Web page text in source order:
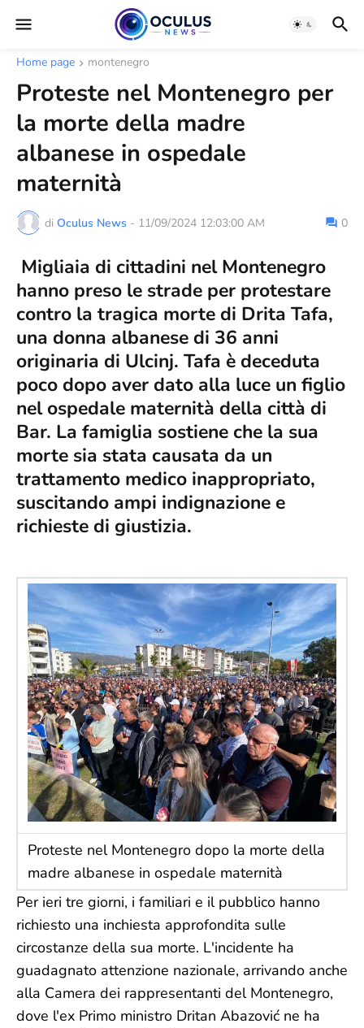
Home page montenegro
Proteste nel Montenegro per
la morte della madre
albanese in ospedale
maternità
di Oculus News - 11/09/2024 12:03:00 AM 0
Migliaia di cittadini nel Montenegro
hanno preso le strade per protestare
contro la tragica morte di Drita Tafa,
una donna albanese di 36 anni
originaria di Ulcinj. Tafa è deceduta
poco dopo aver dato alla luce un figlio
nel ospedale maternità della città di
Bar. La famiglia sostiene che la sua
morte sia stata causata da un
trattamento medico inappropriato,
suscitando ampi indignazione e
richieste di giustizia.
Proteste nel Montenegro dopo la morte della
madre albanese in ospedale maternità
Per ieri tre giorni, i familiari e il pubblico hanno
richiesto una inchiesta approfondita sulle
circostanze della sua morte. L'incidente ha
guadagnato attenzione nazionale, arrivando anche
alla Camera dei rappresentanti del Montenegro,
dove l'ex Primo ministro Dritan Abazović ne ha